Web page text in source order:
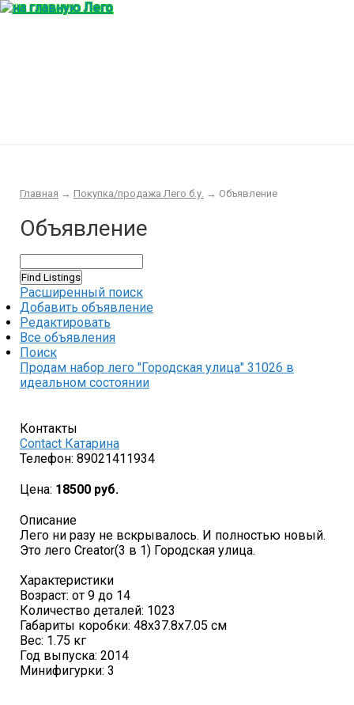
Главная → Покупка/продажа Лего б.у. → Объявление
Объявление
Расширенный поиск
Добавить объявление
Редактировать
Все объявления
Поиск
Продам набор лего "Городская улица" 31026 в
идеальном состоянии
Контакты
Contact Катарина
Телефон: 89021411934
Цена: 18500 руб.
Описание
Лего ни разу не вскрывалось. И полностью новый.
Это лего Creator(3 в 1) Городская улица.
Характеристики
Возраст: от 9 до 14
Количество деталей: 1023
Габариты коробки: 48x37.8x7.05 см
Вес: 1.75 кг
Год выпуска: 2014
Минифигурки: 3